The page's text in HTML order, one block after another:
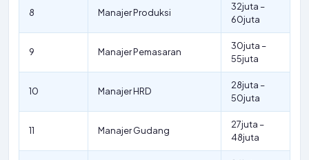
8 Manajer Produksi
32juta –
60juta
9 Manajer Pemasaran
30juta –
55juta
10 Manajer HRD
28juta –
50juta
11 Manajer Gudang
27juta –
48juta